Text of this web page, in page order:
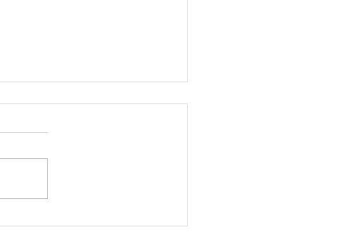
かけっこクラブ＠伊丹宝塚